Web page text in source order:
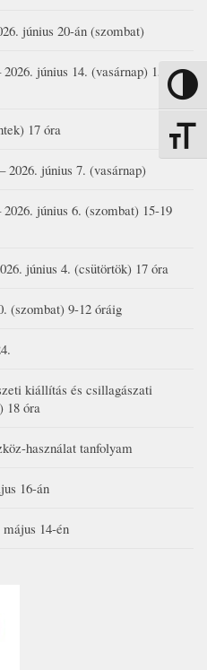
Nagy
június 20-án (szombat)
június 14. (vasárnap) 15-17
17 óra
2026. június 7. (vasárnap)
június 6. (szombat) 15-19
június 4. (csütörtök) 17 óra
(szombat) 9-12 óráig
kiállítás és csillagászati
18 óra
használat tanfolyam
16-án
14-én